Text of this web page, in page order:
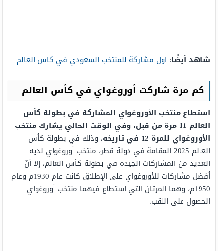
شاهد أيضًا: اول مشاركة للمنتخب السعودي في كاس العالم
كم مرة شاركت أوروغواي في كأس العالم
استطاع منتخب الأوروغواي المشاركة في بطولة كأس
العالم 11 مرة من قبل، وفي الوقت الحالي يشارك منتخب
الأوروغواي للمرة 12 في تاريخه
، وذلك في بطولة كأس
العالم 2025 المقامة في دولة قطر، منتخب أوروغواي لديه
العديد من المشاركات الجيدة في بطولة كأس العالم، إلا أنّ
أفضل مشاركات للأوروغواي على الإطلاق كانت عام 1930م وعام
1950م، وهما المرتان التي استطاع فيهما منتخب أوروغواي
الحصول على اللقب.